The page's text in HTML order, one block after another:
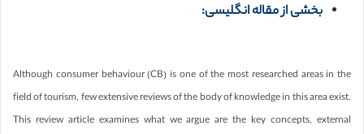
بخشی از مقاله انگلیسی:
Although consumer behaviour (CB) is one of the most researched areas in the
field of tourism, few extensive reviews of the body of knowledge in this area exist.
This review article examines what we argue are the key concepts, external